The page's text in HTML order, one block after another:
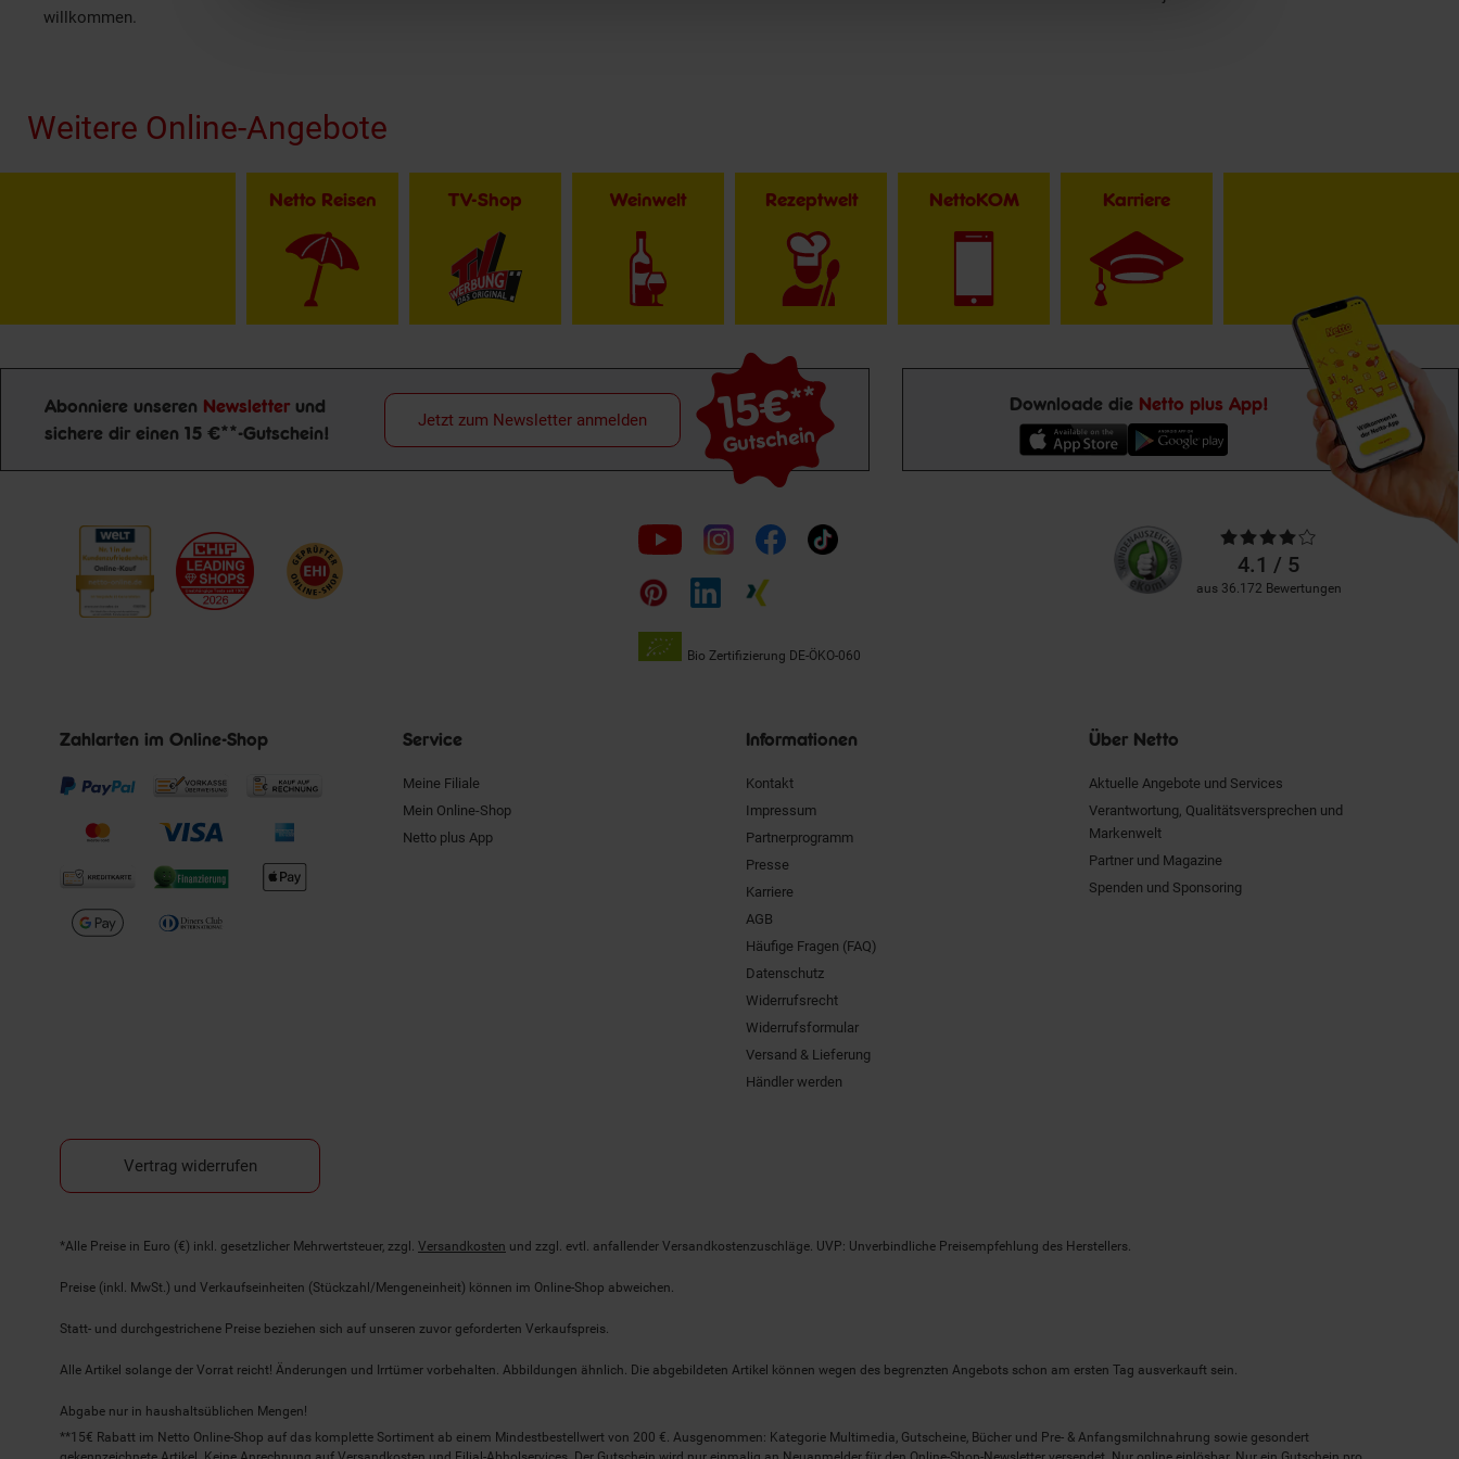
willkommen.
Weitere Online-Angebote
Netto Reisen TV-Shop Weinwelt Rezeptwelt NettoKOM Karriere
Newsletter Anmeldung
Abonniere unseren Newsletter und
sichere dir einen 15 €**-Gutschein!
15€**
Gutschein
Jetzt zum Newsletter anmelden
Downloade die Netto plus App!
Folge
uns
auf
Bio Zertifizierung DE-ÖKO-060
Unsere
Kundenbewertungen
Durchschnittliche
Bewertungen4.1 / 5
aus 36.172 Bewertungen
Zahlarten im Online-Shop Service
Meine Filiale
Mein Online-Shop
Netto plus App
Informationen
Kontakt
Impressum
Partnerprogramm
Presse
Karriere
AGB
Häufige Fragen (FAQ)
Datenschutz
Widerrufsrecht
Widerrufsformular
Versand & Lieferung
Händler werden
Über Netto
Aktuelle Angebote und Services
Verantwortung, Qualitätsversprechen und
Markenwelt
Partner und Magazine
Spenden und Sponsoring
Vertrag widerrufen
Fußnoten
*Alle Preise in Euro (€) inkl. gesetzlicher Mehrwertsteuer, zzgl. Versandkosten und zzgl. evtl. anfallender Versandkostenzuschläge. UVP: Unverbindliche Preisempfehlung des Herstellers.
Preise (inkl. MwSt.) und Verkaufseinheiten (Stückzahl/Mengeneinheit) können im Online-Shop abweichen.
Statt- und durchgestrichene Preise beziehen sich auf unseren zuvor geforderten Verkaufspreis.
Alle Artikel solange der Vorrat reicht! Änderungen und Irrtümer vorbehalten. Abbildungen ähnlich. Die abgebildeten Artikel können wegen des begrenzten Angebots schon am ersten Tag ausverkauft sein.
Abgabe nur in haushaltsüblichen Mengen!
**15€ Rabatt im Netto Online-Shop auf das komplette Sortiment ab einem Mindestbestellwert von 200 €. Ausgenommen: Kategorie Multimedia, Gutscheine, Bücher und Pre- & Anfangsmilchnahrung sowie gesondert